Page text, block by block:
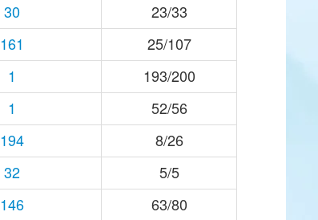
30
23/33
161
25/107
1
193/200
1
52/56
194
8/26
32
5/5
146
63/80